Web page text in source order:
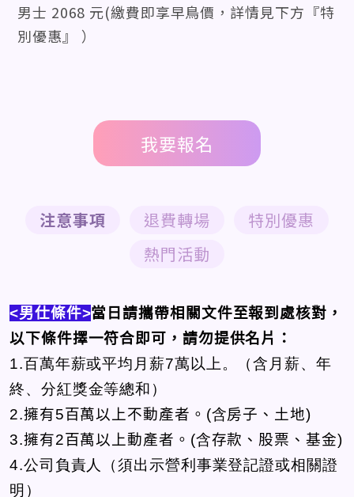
男士 2068 元(繳費即享早鳥價，詳情見下方『特
別優惠』 ）
我要報名
注意事項 退費轉場
特別優惠
熱門活動
<男仕條件>當日請攜帶相關文件至報到處核對，
以下條件擇一符合即可，請勿提供名片：
1.百萬年薪或平均月薪7萬以上。
（含月薪、年
終、分紅獎金等總和）
2.擁有5百萬以上不動產者。 (含房子、土地)
3.擁有2百萬以上動產者。 (含存款、股票、基金)
4.公司負責人（須出示營利事業登記證或相關證
明）